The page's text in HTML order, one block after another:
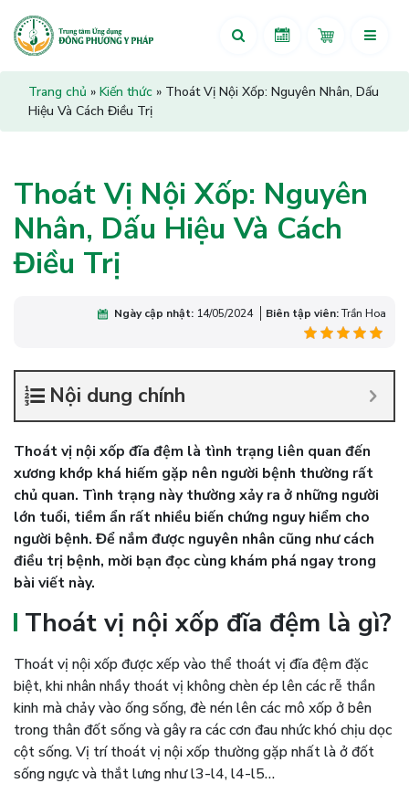
Trang chủ » Kiến thức » Thoát Vị Nội Xốp: Nguyên Nhân, Dấu
Hiệu Và Cách Điều Trị
Thoát Vị Nội Xốp: Nguyên
Nhân, Dấu Hiệu Và Cách
Điều Trị
Ngày cập nhật: 14/05/2024 Biên tập viên:Trần Hoa
Nội dung chính
Thoát vị nội xốp đĩa đệm là tình trạng liên quan đến
xương khớp khá hiếm gặp nên người bệnh thường rất
chủ quan. Tình trạng này thường xảy ra ở những người
lớn tuổi, tiềm ẩn rất nhiều biến chứng nguy hiểm cho
người bệnh. Để nắm được nguyên nhân cũng như cách
điều trị bệnh, mời bạn đọc cùng khám phá ngay trong
bài viết này.
Thoát vị nội xốp đĩa đệm là gì?
Thoát vị nội xốp được xếp vào thể thoát vị đĩa đệm đặc
biệt, khi nhân nhầy thoát vị không chèn ép lên các rễ thần
kinh mà chảy vào ống sống, đè nén lên các mô xốp ở bên
trong thân đốt sống và gây ra các cơn đau nhức khó chịu dọc
cột sống. Vị trí thoát vị nội xốp thường gặp nhất là ở đốt
sống ngực và thắt lưng như l3-l4, l4-l5…